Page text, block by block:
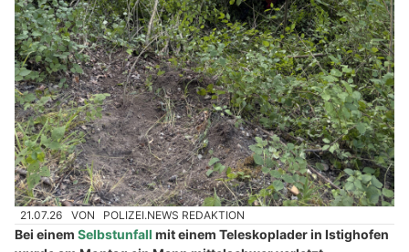
21.07.26 VON POLIZEI.NEWS REDAKTION
Bei einem Selbstunfall mit einem Teleskoplader in Istighofen